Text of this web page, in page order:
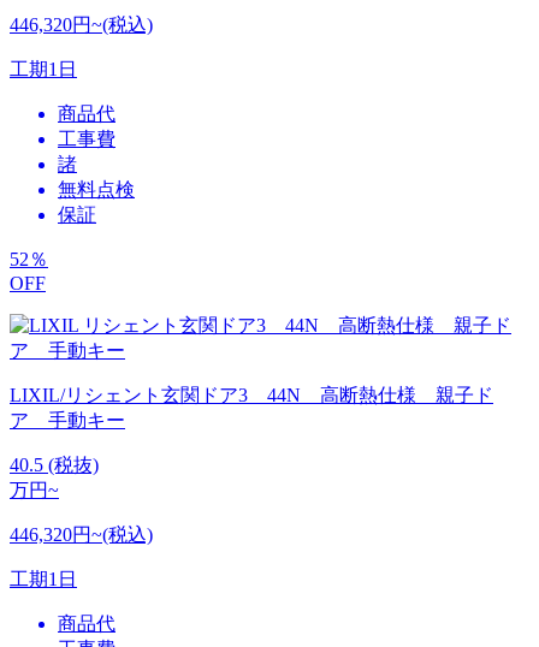
446,320円~(税込)
工期1日
商品代
工事費
諸
無料点検
保証
52 ％
OFF
LIXIL/リシェント玄関ドア3 44N 高断熱仕様 親子ド
ア 手動キー
40.5 (税抜)
万円~
446,320円~(税込)
工期1日
商品代